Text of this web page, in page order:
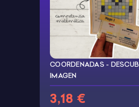
COORDENADAS -
IMAGEN
3,18 €